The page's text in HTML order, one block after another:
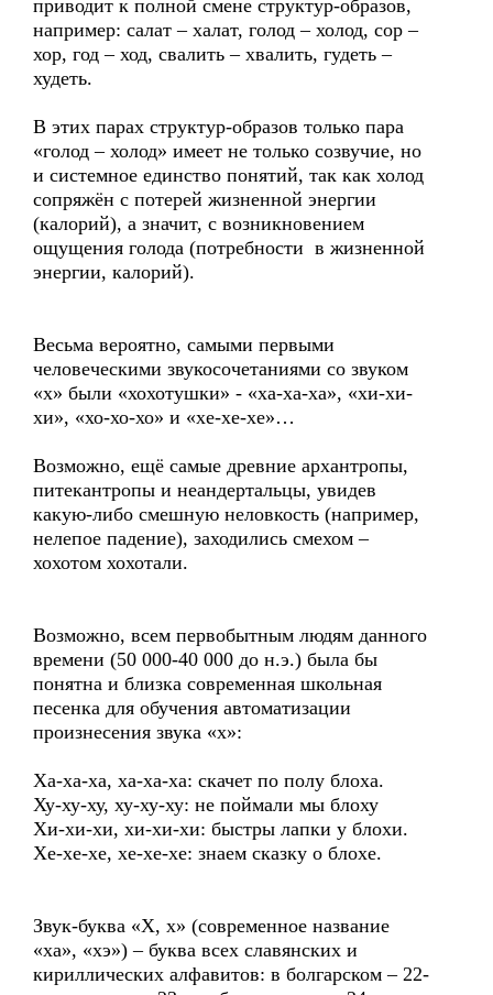
приводит к полной смене структур-образов,
например: салат – халат, голод – холод, сор –
хор, год – ход, свалить – хвалить, гудеть –
худеть.
В этих парах структур-образов только пара
«голод – холод» имеет не только созвучие, но
и системное единство понятий, так как холод
сопряжён с потерей жизненной энергии
(калорий), а значит, с возникновением
ощущения голода (потребности в жизненной
энергии, калорий).
Весьма вероятно, самыми первыми
человеческими звукосочетаниями со звуком
«х» были «хохотушки» - «ха-ха-ха», «хи-хи-
хи», «хо-хо-хо» и «хе-хе-хе»…
Возможно, ещё самые древние архантропы,
питекантропы и неандертальцы, увидев
какую-либо смешную неловкость (например,
нелепое падение), заходились смехом –
хохотом хохотали.
Возможно, всем первобытным людям данного
времени (50 000-40 000 до н.э.) была бы
понятна и близка современная школьная
песенка для обучения автоматизации
произнесения звука «х»:
Ха-ха-ха, ха-ха-ха: скачет по полу блоха.
Ху-ху-ху, ху-ху-ху: не поймали мы блоху
Хи-хи-хи, хи-хи-хи: быстры лапки у блохи.
Хе-хе-хе, хе-хе-хе: знаем сказку о блохе.
Звук-буква «Х, х» (современное название
«ха», «хэ») – буква всех славянских и
кириллических алфавитов: в болгарском – 22-